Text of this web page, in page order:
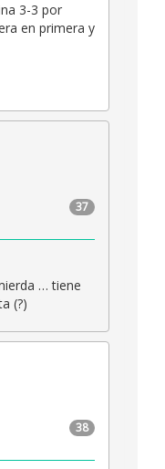
3-3 por
en primera y
37
… tiene
(?)
38